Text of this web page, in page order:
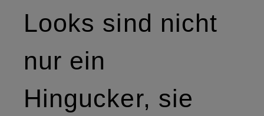
Looks sind nicht
nur ein
Hingucker, sie